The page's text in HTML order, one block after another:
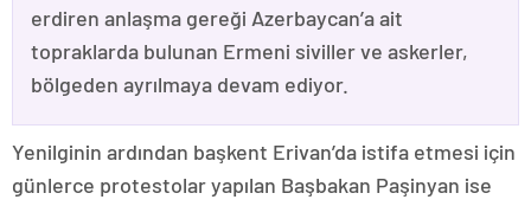
erdiren anlaşma gereği Azerbaycan’a ait
topraklarda bulunan Ermeni siviller ve askerler,
bölgeden ayrılmaya devam ediyor.
Yenilginin ardından başkent Erivan’da istifa etmesi için
günlerce protestolar yapılan Başbakan Paşinyan ise